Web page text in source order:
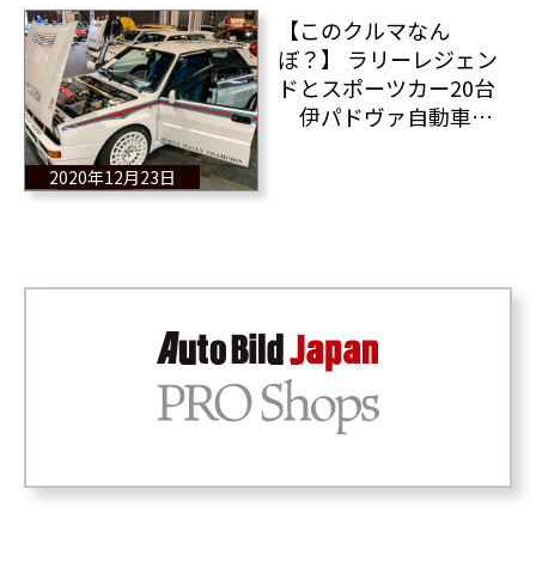
2020年12月23日
【このクルマなん
ぼ？】 ラリーレジェン
ドとスポーツカー20台
伊パドヴァ自動車展